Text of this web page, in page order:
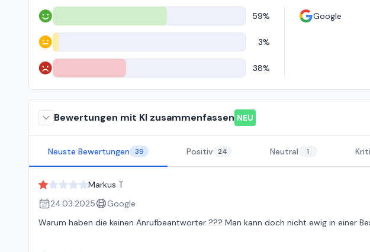
Positiv 59%
Neutral 3%
Negativ 38%
Google
Bewertungen mit KI zusammenfassen NEU
Neuste Bewertungen 39 Positiv 24 Neutral 1
Markus T
24.03.2025
Google
Warum haben die keinen Anrufbeantworter ??? Man kann doch nicht ewig in einer